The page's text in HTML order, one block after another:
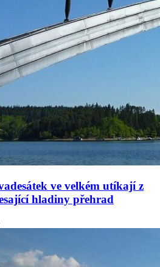
ve velkém utíkají z
hladiny přehrad